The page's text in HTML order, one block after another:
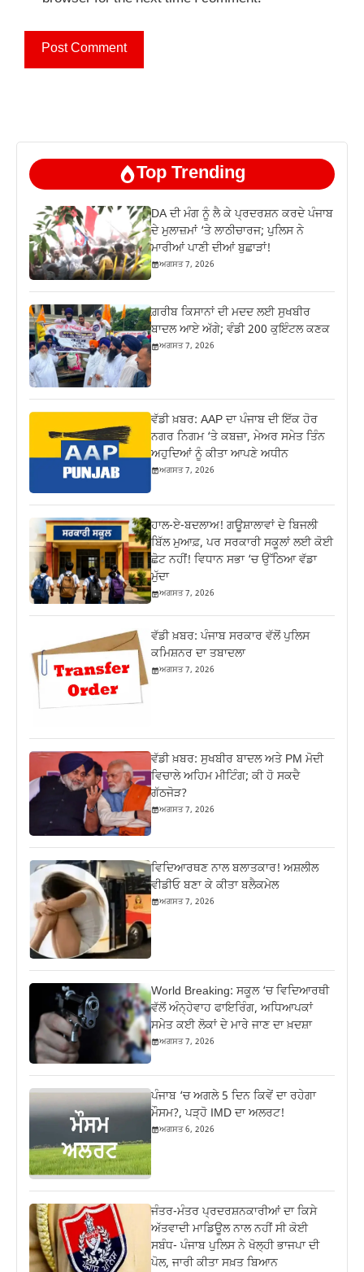
Top Trending
DA ਦੀ ਮੰਗ ਨੂੰ ਲੈ ਕੇ ਪ੍ਰਦਰਸ਼ਨ ਕਰਦੇ ਪੰਜਾਬ
ਦੇ ਮੁਲਾਜ਼ਮਾਂ ‘ਤੇ ਲਾਠੀਚਾਰਜ; ਪੁਲਿਸ ਨੇ
ਮਾਰੀਆਂ ਪਾਣੀ ਦੀਆਂ ਬੁਛਾੜਾਂ!
ਅਗਸਤ 7, 2026
ਗ਼ਰੀਬ ਕਿਸਾਨਾਂ ਦੀ ਮਦਦ ਲਈ ਸੁਖਬੀਰ
ਬਾਦਲ ਆਏ ਅੱਗੇ; ਵੰਡੀ 200 ਕੁਇੰਟਲ ਕਣਕ
ਅਗਸਤ 7, 2026
ਵੱਡੀ ਖ਼ਬਰ: AAP ਦਾ ਪੰਜਾਬ ਦੀ ਇੱਕ ਹੋਰ
ਨਗਰ ਨਿਗਮ ‘ਤੇ ਕਬਜ਼ਾ, ਮੇਅਰ ਸਮੇਤ ਤਿੰਨ
ਅਹੁਦਿਆਂ ਨੂੰ ਕੀਤਾ ਆਪਣੇ ਅਧੀਨ
ਅਗਸਤ 7, 2026
ਹਾਲ-ਏ-ਬਦਲਾਅ! ਗਊਸ਼ਾਲਾਵਾਂ ਦੇ ਬਿਜਲੀ
ਬਿੱਲ ਮੁਆਫ਼, ਪਰ ਸਰਕਾਰੀ ਸਕੂਲਾਂ ਲਈ ਕੋਈ
ਛੋਟ ਨਹੀਂ! ਵਿਧਾਨ ਸਭਾ ‘ਚ ਉੱਠਿਆ ਵੱਡਾ
ਮੁੱਦਾ
ਅਗਸਤ 7, 2026
ਵੱਡੀ ਖ਼ਬਰ: ਪੰਜਾਬ ਸਰਕਾਰ ਵੱਲੋਂ ਪੁਲਿਸ
ਕਮਿਸ਼ਨਰ ਦਾ ਤਬਾਦਲਾ
ਅਗਸਤ 7, 2026
ਵੱਡੀ ਖ਼ਬਰ: ਸੁਖਬੀਰ ਬਾਦਲ ਅਤੇ PM ਮੋਦੀ
ਵਿਚਾਲੇ ਅਹਿਮ ਮੀਟਿੰਗ; ਕੀ ਹੋ ਸਕਦੈ
ਗੱਠਜੋੜ?
ਅਗਸਤ 7, 2026
ਵਿਦਿਆਰਥਣ ਨਾਲ ਬਲਾਤਕਾਰ! ਅਸ਼ਲੀਲ
ਵੀਡੀਓ ਬਣਾ ਕੇ ਕੀਤਾ ਬਲੈਕਮੇਲ
ਅਗਸਤ 7, 2026
World Breaking: ਸਕੂਲ ‘ਚ ਵਿਦਿਆਰਥੀ
ਵੱਲੋਂ ਅੰਨ੍ਹੇਵਾਹ ਫਾਇਰਿੰਗ, ਅਧਿਆਪਕਾਂ
ਸਮੇਤ ਕਈ ਲੋਕਾਂ ਦੇ ਮਾਰੇ ਜਾਣ ਦਾ ਖ਼ਦਸ਼ਾ
ਅਗਸਤ 7, 2026
ਪੰਜਾਬ ‘ਚ ਅਗਲੇ 5 ਦਿਨ ਕਿਵੇਂ ਦਾ ਰਹੇਗਾ
ਮੌਸਮ?, ਪੜ੍ਹੋ IMD ਦਾ ਅਲਰਟ!
ਅਗਸਤ 6, 2026
ਜੰਤਰ-ਮੰਤਰ ਪ੍ਰਦਰਸ਼ਨਕਾਰੀਆਂ ਦਾ ਕਿਸੇ
ਅੱਤਵਾਦੀ ਮਾਡਿਊਲ ਨਾਲ ਨਹੀਂ ਸੀ ਕੋਈ
ਸਬੰਧ- ਪੰਜਾਬ ਪੁਲਿਸ ਨੇ ਖੋਲ੍ਹੀ ਭਾਜਪਾ ਦੀ
ਪੋਲ, ਜਾਰੀ ਕੀਤਾ ਸਖ਼ਤ ਬਿਆਨ